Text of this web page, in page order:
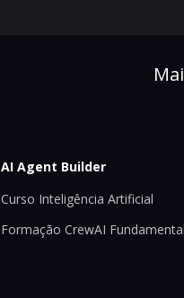
AI Agent Builder
Curso Inteligência Artificial
Formação CrewAI